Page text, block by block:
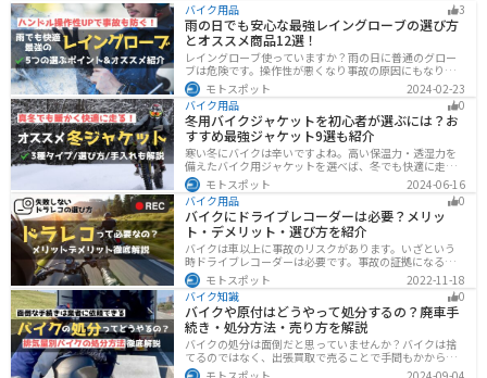
バイク用品 3
雨の日でも安心な最強レイングローブの選び方
とオススメ商品12選！
レイングローブ使っていますか？雨の日に普通のグロー
ブは危険です。操作性が悪くなり事故の原因にもなりま
す。安全と快適に運転するためにもしっかりとしたレイ
ングローブを準備しておきましょう。この記事ではレイ
ングローブの選び方とオススメを紹介します。
モトスポット
2024-02-23
バイク用品
0
冬用バイクジャケットを初心者が選ぶには？お
すすめ最強ジャケット9選も紹介
寒い冬にバイクは辛いですよね。高い保温力・透湿力を
備えたバイク用ジャケットを選べば、冬でも快適に走る
ことができます！さらに電熱ジャケットであれば、どん
な過酷な環境でも全く寒さを感じずバイクに乗れます。
正しい装備を揃えて今年の冬も乗り切りましょう！
モトスポット
2024-06-16
バイク用品
0
バイクにドライブレコーダーは必要？メリッ
ト・デメリット・選び方を紹介
バイクは車以上に事故のリスクがあります。いざという
時ドライブレコーダーは必要です。事故の証拠になるの
はもちろん、ツーリングの記録など多数のメリットがあ
ります。ドライブレコーダーのメリットデメリット、選
び方についてまとめました。付けようか悩んでいる人は
参考にしてください。
モトスポット
2022-11-18
バイク知識
0
バイクや原付はどうやって処分するの？廃車手
続き・処分方法・売り方を解説
バイクの処分は面倒だと思っていませんか？バイクは捨
てるのではなく、出張買取で売ることで手間もかからず
お金にできます。売る以外の選択肢も含めて処分方法を